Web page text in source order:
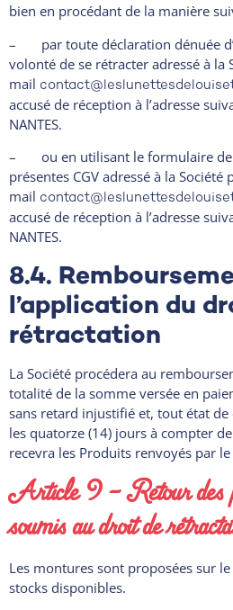
bien en procédant de la manière
– par toute déclaration dénuée
volonté de se rétracter adressé à la
mail
accusé de réception à l’adresse
NANTES.
– ou en utilisant le formulaire de
présentes CGV adressé à la Société
mail
accusé de réception à l’adresse
NANTES.
8.4.
l’application du
rétractation
La Société procédera au
totalité de la somme versée en
sans retard injustifié et, tout état de
les quatorze (14) jours à compter
recevra les Produits renvoyés par le
Article 9 – Retour des
soumis au droit de
Les montures sont proposées sur
stocks disponibles.